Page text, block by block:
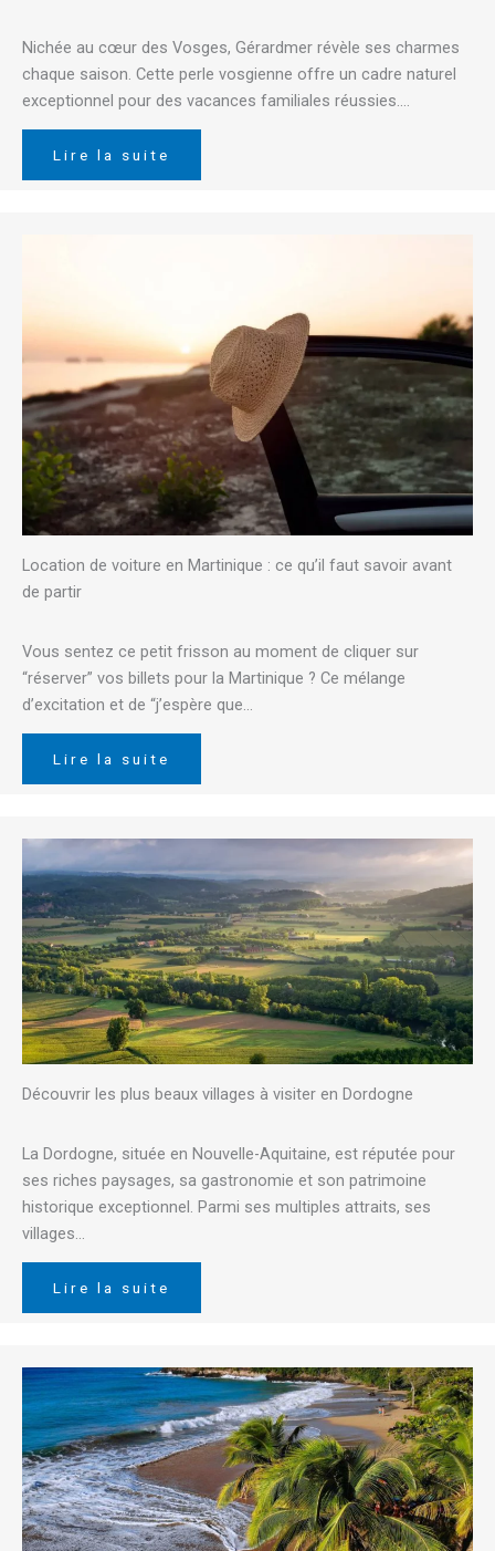
Nichée au cœur des Vosges, Gérardmer révèle ses charmes
chaque saison. Cette perle vosgienne offre un cadre naturel
exceptionnel pour des vacances familiales réussies….
Lire la suite
Location de voiture en Martinique : ce qu’il faut savoir avant
de partir
Vous sentez ce petit frisson au moment de cliquer sur
“réserver” vos billets pour la Martinique ? Ce mélange
d’excitation et de “j’espère que…
Lire la suite
Découvrir les plus beaux villages à visiter en Dordogne
La Dordogne, située en Nouvelle-Aquitaine, est réputée pour
ses riches paysages, sa gastronomie et son patrimoine
historique exceptionnel. Parmi ses multiples attraits, ses
villages…
Lire la suite